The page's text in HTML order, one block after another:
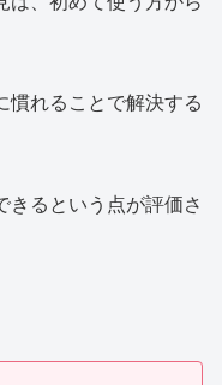
慣れることで解決する
きるという点が評価さ